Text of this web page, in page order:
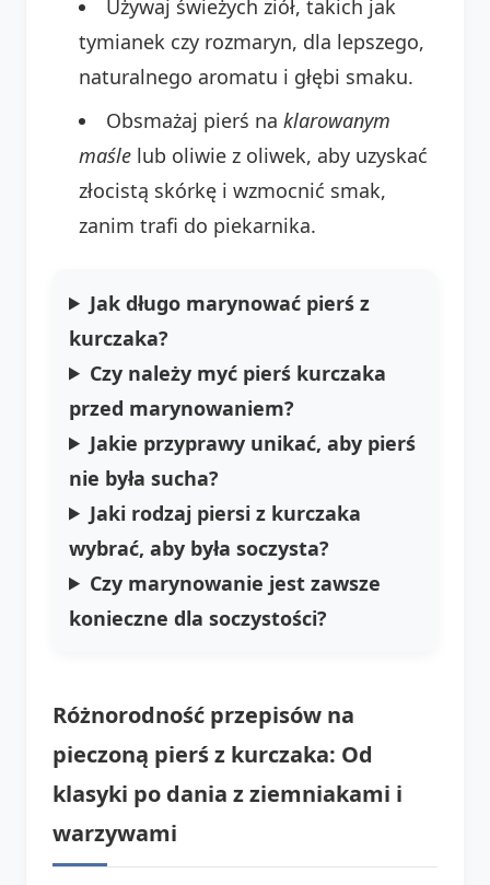
Używaj świeżych ziół, takich jak
tymianek czy rozmaryn, dla lepszego,
naturalnego aromatu i głębi smaku.
Obsmażaj pierś na klarowanym
maśle lub oliwie z oliwek, aby uzyskać
złocistą skórkę i wzmocnić smak,
zanim trafi do piekarnika.
Jak długo marynować pierś z
kurczaka?
Czy należy myć pierś kurczaka
przed marynowaniem?
Jakie przyprawy unikać, aby pierś
nie była sucha?
Jaki rodzaj piersi z kurczaka
wybrać, aby była soczysta?
Czy marynowanie jest zawsze
konieczne dla soczystości?
Różnorodność przepisów na
pieczoną pierś z kurczaka: Od
klasyki po dania z ziemniakami i
warzywami